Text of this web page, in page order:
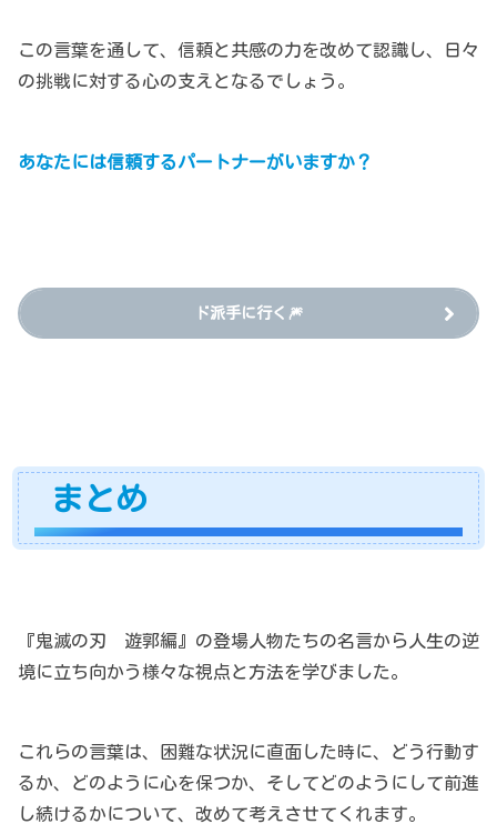
この言葉を通して、信頼と共感の力を改めて認識し、日々
の挑戦に対する心の支えとなるでしょう。
あなたには信頼するパートナーがいますか？
ド派手に行く🎆
まとめ
『鬼滅の刃 遊郭編』の登場人物たちの名言から人生の逆
境に立ち向かう様々な視点と方法を学びました。
これらの言葉は、困難な状況に直面した時に、どう行動す
るか、どのように心を保つか、そしてどのようにして前進
し続けるかについて、改めて考えさせてくれます。